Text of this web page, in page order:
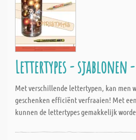
Lettertypes - sjablonen -
Met verschillende lettertypen, kan men
geschenken efficiënt verfraaien! Met
kunnen de lettertypes gemakkelijk